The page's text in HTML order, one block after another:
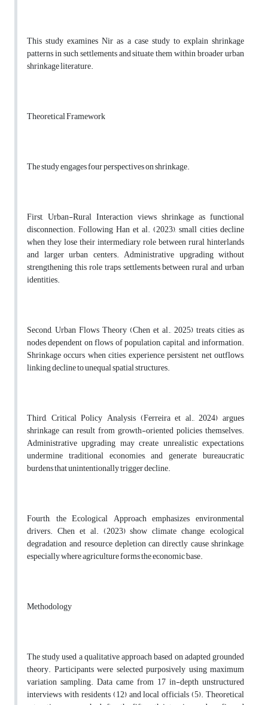
This study examines Nir as a case study to explain shrinkage
patterns in such settlements and situate them within broader urban
shrinkage literature.
Theoretical Framework
The study engages four perspectives on shrinkage.
First, Urban-Rural Interaction views shrinkage as functional
disconnection. Following Han et al. (2023), small cities decline
when they lose their intermediary role between rural hinterlands
and larger urban centers. Administrative upgrading without
strengthening this role traps settlements between rural and urban
identities.
Second, Urban Flows Theory (Chen et al., 2025) treats cities as
nodes dependent on flows of population, capital, and information.
Shrinkage occurs when cities experience persistent net outflows,
linking decline to unequal spatial structures.
Third, Critical Policy Analysis (Ferreira et al., 2024) argues
shrinkage can result from growth-oriented policies themselves.
Administrative upgrading may create unrealistic expectations,
undermine traditional economies, and generate bureaucratic
burdens that unintentionally trigger decline.
Fourth, the Ecological Approach emphasizes environmental
drivers. Chen et al. (2023) show climate change, ecological
degradation, and resource depletion can directly cause shrinkage,
especially where agriculture forms the economic base.
Methodology
The study used a qualitative approach based on adapted grounded
theory. Participants were selected purposively using maximum
variation sampling. Data came from 17 in-depth unstructured
interviews with residents (12) and local officials (5). Theoretical